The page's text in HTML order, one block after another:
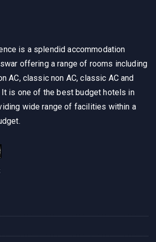
is a splendid accommodation
offering a range of rooms including
AC, classic non AC, classic AC and
It is one of the best budget hotels in
wide range of facilities within a